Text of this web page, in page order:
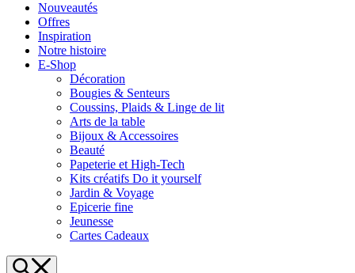
Nouveautés
Offres
Inspiration
Notre histoire
E-Shop
Décoration
Bougies & Senteurs
Coussins, Plaids & Linge de lit
Arts de la table
Bijoux & Accessoires
Beauté
Papeterie et High-Tech
Kits créatifs Do it yourself
Jardin & Voyage
Epicerie fine
Jeunesse
Cartes Cadeaux
Search